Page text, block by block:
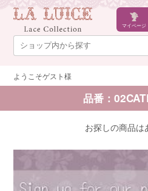
マイページ
ようこそゲスト様
品番：
お探しの商品は